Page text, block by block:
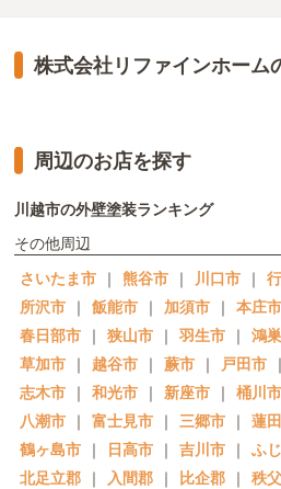
株式会社リファインホーム
周辺のお店を探す
川越市の外壁塗装ランキング
その他周辺
さいたま市 ｜ 熊谷市 ｜ 川口市 ｜
所沢市 ｜ 飯能市 ｜ 加須市 ｜ 本庄市
春日部市 ｜ 狭山市 ｜ 羽生市 ｜ 鴻
草加市 ｜ 越谷市 ｜ 蕨市 ｜ 戸田市 ｜
志木市 ｜ 和光市 ｜ 新座市 ｜ 桶川市
八潮市 ｜ 富士見市 ｜ 三郷市 ｜ 蓮
鶴ヶ島市 ｜ 日高市 ｜ 吉川市 ｜ ふ
北足立郡 ｜ 入間郡 ｜ 比企郡 ｜ 秩